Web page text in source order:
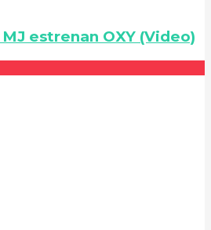
estrenan OXY (Video)